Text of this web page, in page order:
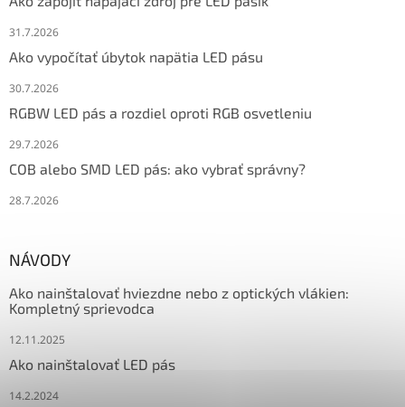
31.7.2026
Ako vypočítať úbytok napätia LED pásu
30.7.2026
RGBW LED pás a rozdiel oproti RGB osvetleniu
29.7.2026
COB alebo SMD LED pás: ako vybrať správny?
28.7.2026
NÁVODY
Ako nainštalovať hviezdne nebo z optických vlákien:
Kompletný sprievodca
12.11.2025
Ako nainštalovať LED pás
14.2.2024